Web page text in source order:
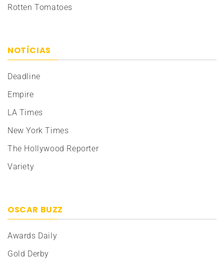
Rotten Tomatoes
NOTÍCIAS
Deadline
Empire
LA Times
New York Times
The Hollywood Reporter
Variety
OSCAR BUZZ
Awards Daily
Gold Derby